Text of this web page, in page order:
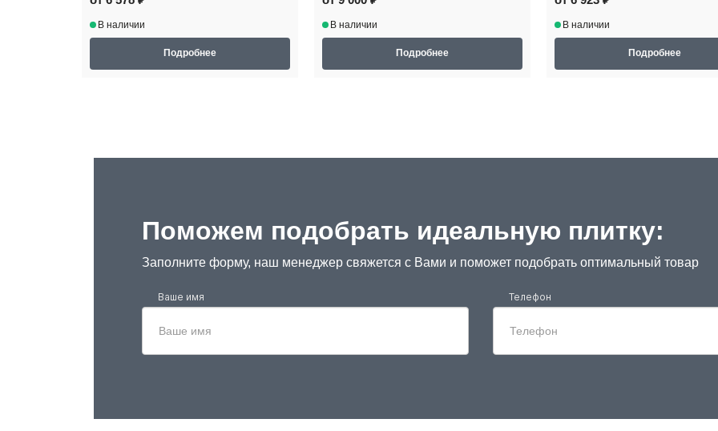
В наличии
Подробнее
В наличии
Подробнее
В наличии
Подробнее
Поможем подобрать идеальную плитку:
Заполните форму, наш менеджер свяжется с Вами и поможет подобрать оптимальный товар
Ваше имя Телефон